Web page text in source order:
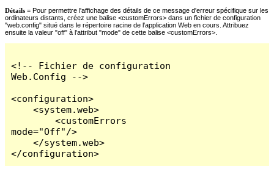
Détails = Pour permettre l'affichage des détails de ce message d'erreur spécifique sur les
ordinateurs distants, créez une balise <customErrors> dans un fichier de configuration
"web.config" situé dans le répertoire racine de l'application Web en cours. Attribuez
ensuite la valeur "off" à l'attribut "mode" de cette balise <customErrors>.
<!-- Fichier de configuration
Web.Config -->
<configuration>
    <system.web>
        <customErrors
mode="Off"/>
    </system.web>
</configuration>